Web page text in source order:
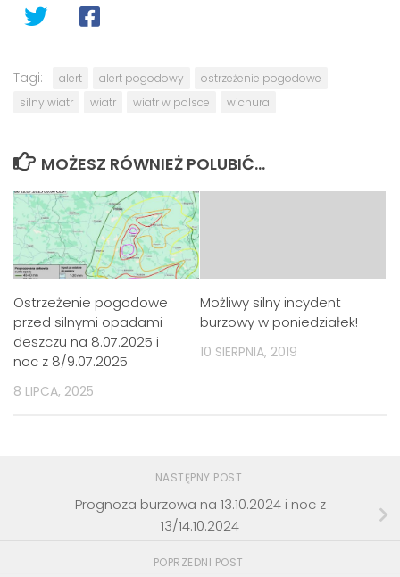
Tagi: alert alert pogodowy
ostrzeżenie pogodowe
silny wiatr
wiatr wiatr w polsce wichura
MOŻESZ RÓWNIEŻ POLUBIĆ…
Ostrzeżenie pogodowe
przed silnymi opadami
deszczu na 8.07.2025 i
noc z 8/9.07.2025
8 LIPCA, 2025
Możliwy silny incydent
burzowy w poniedziałek!
10 SIERPNIA, 2019
NASTĘPNY POST
Prognoza burzowa na 13.10.2024 i noc z
13/14.10.2024
POPRZEDNI POST